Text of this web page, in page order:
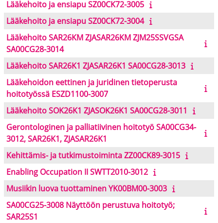
Lääkehoito ja ensiapu SZ00CK72-3005
Lääkehoito ja ensiapu SZ00CK72-3004
Lääkehoito SAR26KM ZJASAR26KM ZJM25SSVGSA
SA00CG28-3014
Lääkehoito SAR26K1 ZJASAR26K1 SA00CG28-3013
Lääkehoidon eettinen ja juridinen tietoperusta
hoitotyössä ESZD1100-3007
Lääkehoito SOK26K1 ZJASOK26K1 SA00CG28-3011
Gerontologinen ja palliatiivinen hoitotyö SA00CG34-
3012, SAR26K1, ZJASAR26K1
Kehittämis- ja tutkimustoiminta ZZ00CK89-3015
Enabling Occupation II SWTT2010-3012
Musiikin luova tuottaminen YK00BM00-3003
SA00CG25-3008 Näyttöön perustuva hoitotyö;
SAR25S1